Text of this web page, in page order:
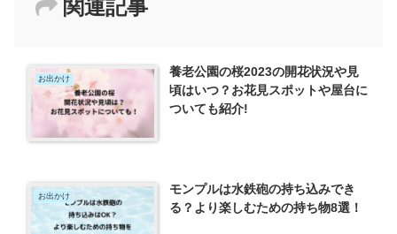
関連記事
お出かけ
養老公園の桜2023の開花状況や見
頃はいつ？お花見スポットや屋台に
ついても紹介!
お出かけ
モンプルは水鉄砲の持ち込みでき
る？より楽しむための持ち物8選！